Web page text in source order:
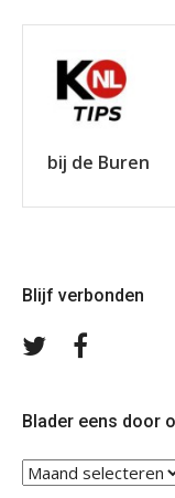
bij de Buren
Blijf verbonden
Volg
Blader eens door
Blader
eens